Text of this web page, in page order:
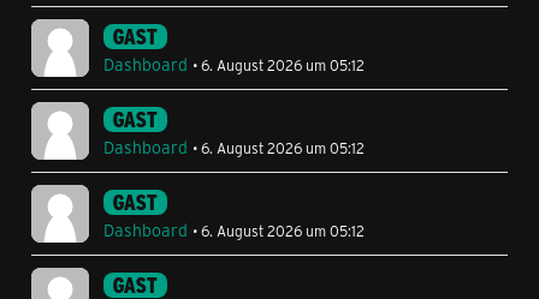
GAST
Dashboard 6. August 2026 um 05:12
GAST
Dashboard 6. August 2026 um 05:12
GAST
Dashboard 6. August 2026 um 05:12
GAST